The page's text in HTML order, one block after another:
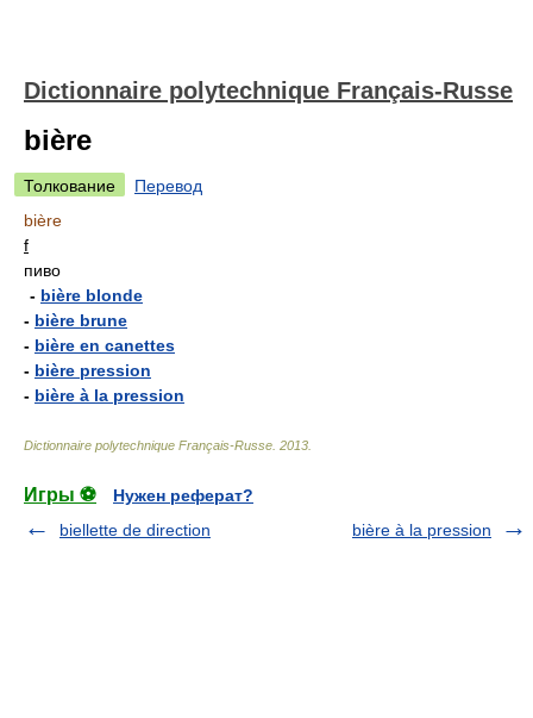
Dictionnaire polytechnique Français-Russe
bière
Толкование
Перевод
bière
f
пиво
- bière blonde
- bière brune
- bière en canettes
- bière pression
- bière à la pression
Dictionnaire polytechnique Français-Russe 2013
Игры ⚽
Нужен реферат?
biellette de direction
bière à la pression